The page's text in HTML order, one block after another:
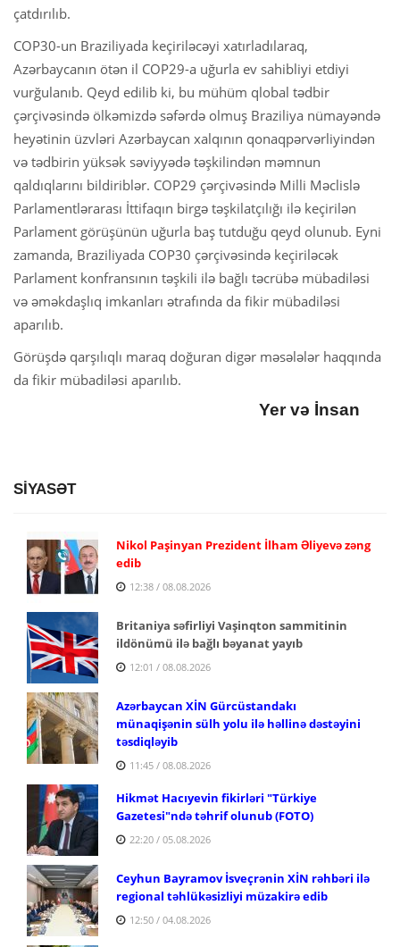
çatdırılıb.
COP30-un Braziliyada keçiriləcəyi xatırladılaraq,
Azərbaycanın ötən il COP29-a uğurla ev sahibliyi etdiyi
vurğulanıb. Qeyd edilib ki, bu mühüm qlobal tədbir
çərçivəsində ölkəmizdə səfərdə olmuş Braziliya nümayəndə
heyətinin üzvləri Azərbaycan xalqının qonaqpərvərliyindən
və tədbirin yüksək səviyyədə təşkilindən məmnun
qaldıqlarını bildiriblər. COP29 çərçivəsində Milli Məclislə
Parlamentlərarası İttifaqın birgə təşkilatçılığı ilə keçirilən
Parlament görüşünün uğurla baş tutduğu qeyd olunub. Eyni
zamanda, Braziliyada COP30 çərçivəsində keçiriləcək
Parlament konfransının təşkili ilə bağlı təcrübə mübadiləsi
və əməkdaşlıq imkanları ətrafında da fikir mübadiləsi
aparılıb.
Görüşdə qarşılıqlı maraq doğuran digər məsələlər haqqında
da fikir mübadiləsi aparılıb.
Yer və İnsan
SİYASƏT
Nikol Paşinyan Prezident İlham Əliyevə zəng
edib
12:38 / 08.08.2026
Britaniya səfirliyi Vaşinqton sammitinin
ildönümü ilə bağlı bəyanat yayıb
12:01 / 08.08.2026
Azərbaycan XİN Gürcüstandakı
münaqişənin sülh yolu ilə həllinə dəstəyini
təsdiqləyib
11:45 / 08.08.2026
Hikmət Hacıyevin fikirləri "Türkiye
Gazetesi"ndə təhrif olunub (FOTO)
22:20 / 05.08.2026
Ceyhun Bayramov İsveçrənin XİN rəhbəri ilə
regional təhlükəsizliyi müzakirə edib
12:50 / 04.08.2026